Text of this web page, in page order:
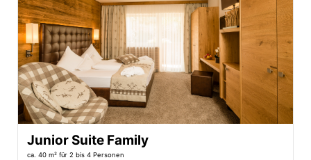
Junior Suite Family
ca. 40 m² für 2 bis 4 Personen